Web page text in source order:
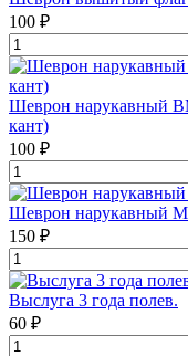
100 ₽
Шеврон нарукавный
кант)
100 ₽
Шеврон нарукавный
150 ₽
Выслуга 3 года полев.
60 ₽